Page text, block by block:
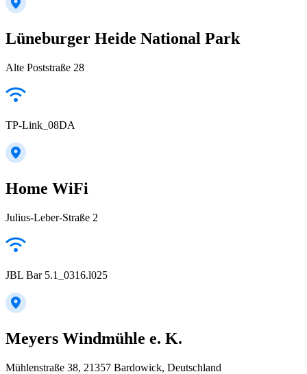
Lüneburger Heide National Park
Alte Poststraße 28
TP-Link_08DA
Home WiFi
Julius-Leber-Straße 2
JBL Bar 5.1_0316.l025
Meyers Windmühle e. K.
Mühlenstraße 38, 21357 Bardowick, Deutschland